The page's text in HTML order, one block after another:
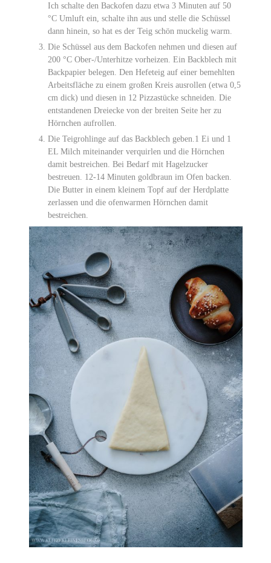
Ich schalte den Backofen dazu etwa 3 Minuten auf 50
°C Umluft ein, schalte ihn aus und stelle die Schüssel
dann hinein, so hat es der Teig schön muckelig warm.
Die Schüssel aus dem Backofen nehmen und diesen auf
200 °C Ober-/Unterhitze vorheizen. Ein Backblech mit
Backpapier belegen. Den Hefeteig auf einer bemehlten
Arbeitsfläche zu einem großen Kreis ausrollen (etwa 0,5
cm dick) und diesen in 12 Pizzastücke schneiden. Die
entstandenen Dreiecke von der breiten Seite her zu
Hörnchen aufrollen.
Die Teigrohlinge auf das Backblech geben.1 Ei und 1
EL Milch miteinander verquirlen und die Hörnchen
damit bestreichen. Bei Bedarf mit Hagelzucker
bestreuen. 12-14 Minuten goldbraun im Ofen backen.
Die Butter in einem kleinem Topf auf der Herdplatte
zerlassen und die ofenwarmen Hörnchen damit
bestreichen.